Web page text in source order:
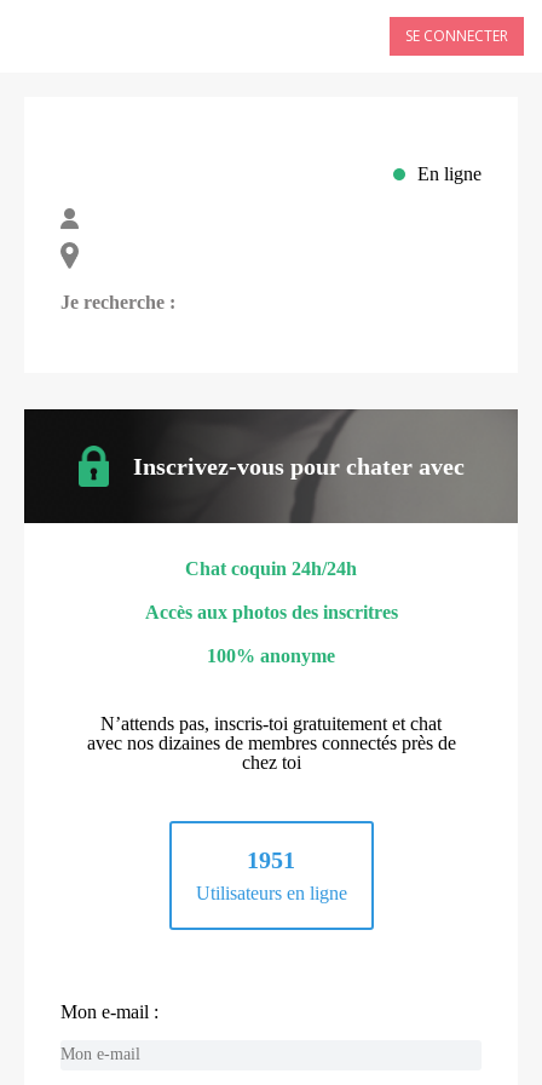
SE CONNECTER
En ligne
Je recherche :
Inscrivez-vous pour chater avec
Chat coquin 24h/24h
Accès aux photos des inscritres
100% anonyme
N’attends pas, inscris-toi gratuitement et chat
avec nos dizaines de membres connectés près de
chez toi
1951
Utilisateurs en ligne
Mon e-mail :